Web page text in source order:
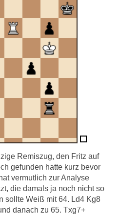
Remiszug, den Fritz auf
gefunden hatte kurz bevor
vermutlich zur Analyse
die damals ja noch nicht so
sollte Weiß mit 64. Ld4 Kg8
danach zu 65. Txg7+